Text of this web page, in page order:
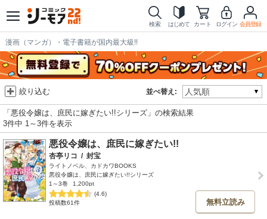
検索 はじめて カート ログイン 会員登録
漫画（マンガ）・電子書籍が国内最大級!!
並べ替え:
絞り込む
「悪役令嬢は、庶民に嫁ぎたい!!シリーズ」の検索結果
3件中 1～3件を表示
悪役令嬢は、庶民に嫁ぎたい!!
杏亭リコ / 封宝
ライトノベル、カドカワBOOKS
悪役令嬢は、庶民に嫁ぎたい!!シリーズ
1～3巻
1,200pt
(4.6)
投稿数61件
無料立読み